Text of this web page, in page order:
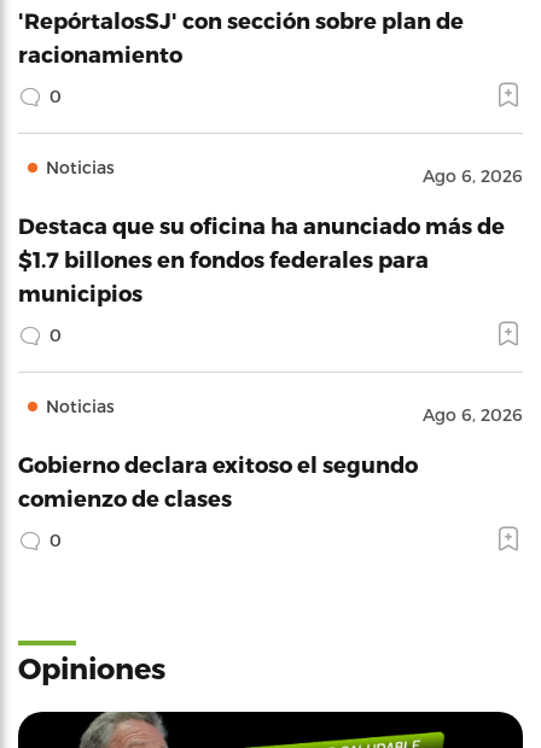
'RepórtalosSJ' con sección sobre plan de
racionamiento
0
Noticias Ago 6, 2026
Destaca que su oficina ha anunciado más de
$1.7 billones en fondos federales para
municipios
0
Noticias Ago 6, 2026
Gobierno declara exitoso el segundo
comienzo de clases
0
Opiniones